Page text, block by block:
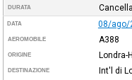
DURATA
DATA 08/ago/
AEROMOBILE A388
ORIGINE Londra-
DESTINAZIONE Int'l di